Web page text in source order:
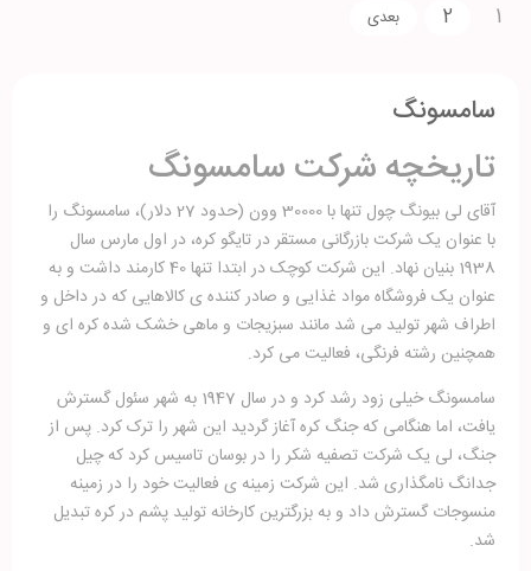
1
2
سامسونگ
تاریخچه شرکت سامسونگ
آقای لی بیونگ چول تنها با 30000 وون (حدود 27 دلار)، سامسونگ را
با عنوان یک شرکت بازرگانی مستقر در تایگو کره، در اول مارس سال
1938 بنیان نهاد. این شرکت کوچک در ابتدا تنها 40 کارمند داشت و به
عنوان یک فروشگاه مواد غذایی و صادر کننده ی کالاهایی که در داخل و
اطراف شهر تولید می شد مانند سبزیجات و ماهی خشک شده کره ای و
همچنین رشته فرنگی، فعالیت می کرد.
سامسونگ خیلی زود رشد کرد و در سال 1947 به شهر سئول گسترش
یافت، اما هنگامی که جنگ کره آغاز گردید این شهر را ترک کرد. پس از
جنگ، لی یک شرکت تصفیه شکر را در بوسان تاسیس کرد که چیل
جدانگ نامگذاری شد. این شرکت زمینه ی فعالیت خود را در زمینه
منسوجات گسترش داد و به بزرگترین کارخانه تولید پشم در کره تبدیل
شد.